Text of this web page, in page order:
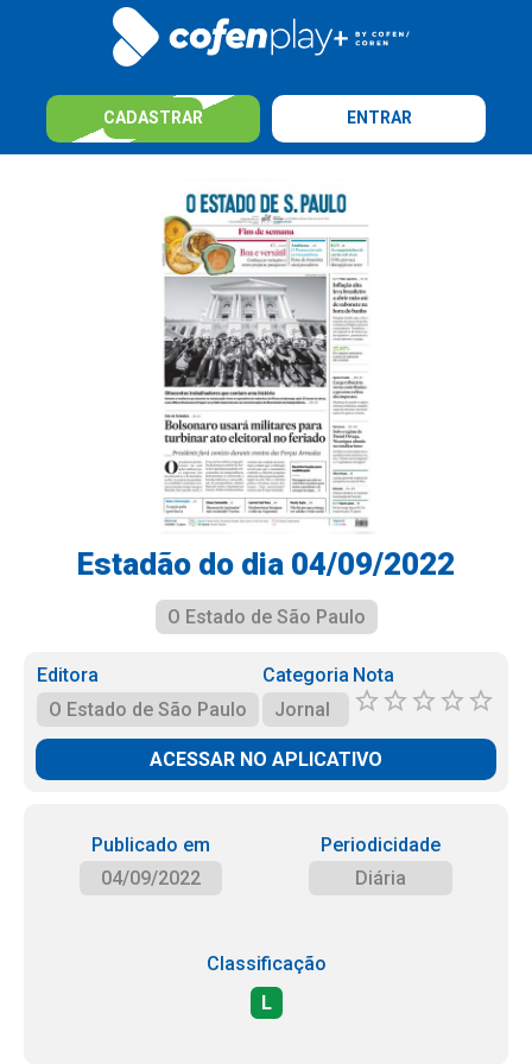
CADASTRAR ENTRAR
Estadão do dia 04/09/2022
O Estado de São Paulo
Editora
O Estado de São Paulo
Categoria
Jornal
Nota
ACESSAR NO APLICATIVO
Publicado em
04/09/2022
Periodicidade
Diária
Classificação
L